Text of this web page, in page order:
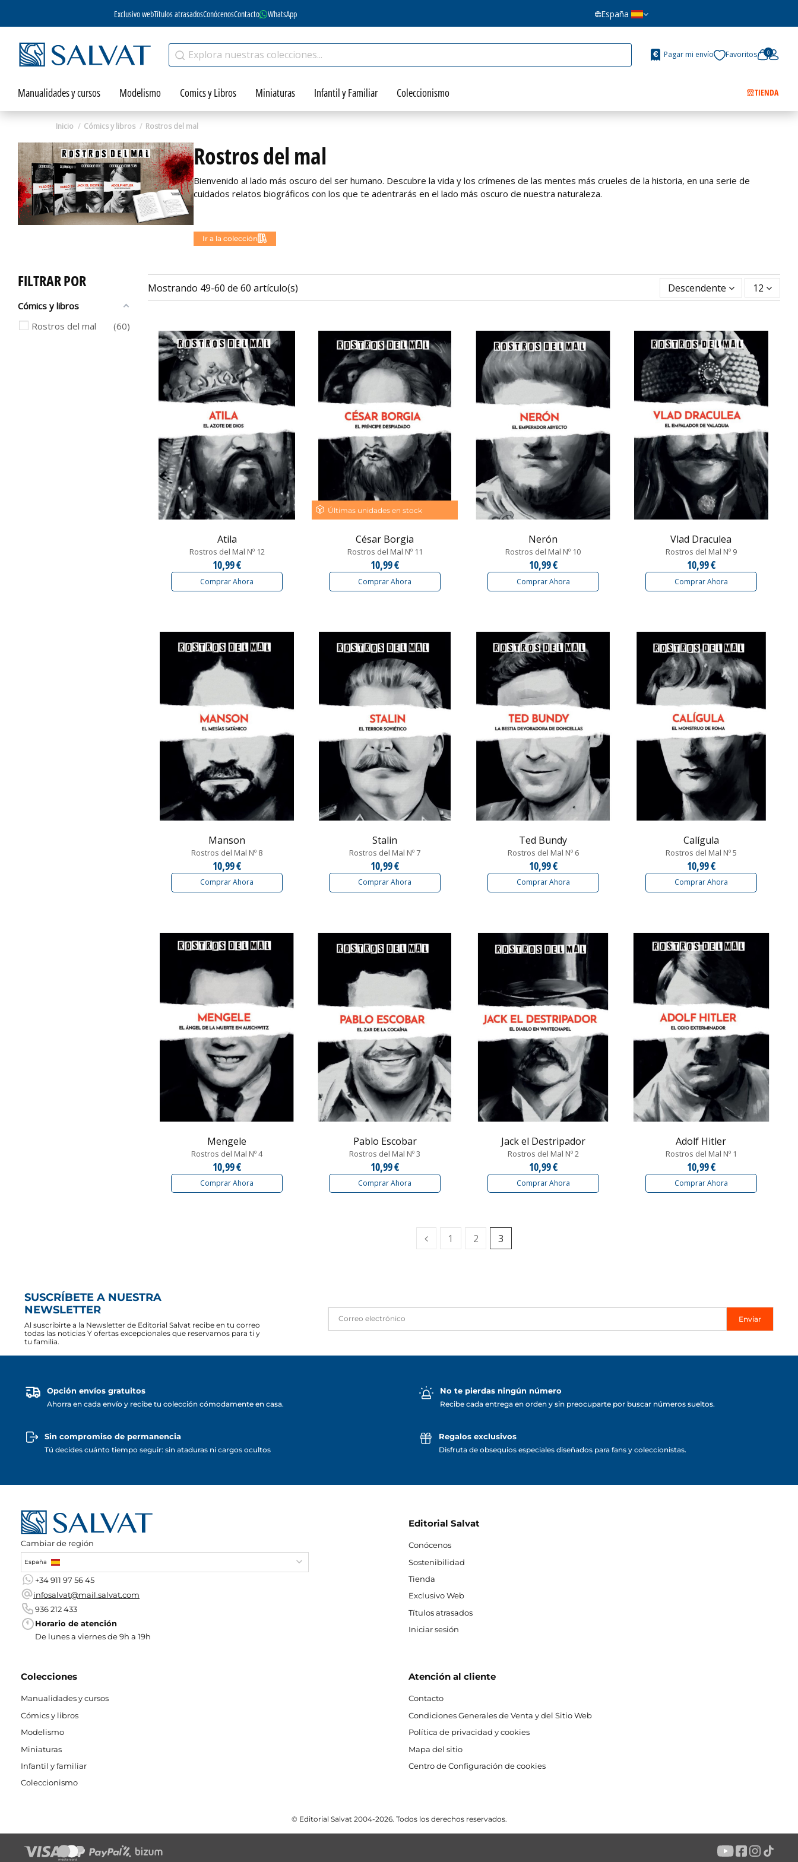
Exclusivo webTítulos atrasadosConócenosContacto WhatsApp España
Pagar mi envío Favoritos 0
Manualidades y cursos Modelismo Comics y Libros Miniaturas Infantil y Familiar Coleccionismo TIENDA
Inicio Cómics y libros Rostros del mal
Rostros del mal
Bienvenido al lado más oscuro del ser humano. Descubre la vida y los crímenes de las mentes más crueles de la historia, en una serie de
cuidados relatos biográficos con los que te adentrarás en el lado más oscuro de nuestra naturaleza.
Ir a la colección
Mostrando 49-60 de 60 artículo(s) Descendente 12
Atila
Rostros del Mal Nº 12
10,99 €
Comprar Ahora
Últimas unidades en stock
César Borgia
Rostros del Mal Nº 11
10,99 €
Comprar Ahora
Nerón
Rostros del Mal Nº 10
10,99 €
Comprar Ahora
Vlad Draculea
Rostros del Mal Nº 9
10,99 €
Comprar Ahora
Manson
Rostros del Mal Nº 8
10,99 €
Comprar Ahora
Stalin
Rostros del Mal Nº 7
10,99 €
Comprar Ahora
Ted Bundy
Rostros del Mal Nº 6
10,99 €
Comprar Ahora
Calígula
Rostros del Mal Nº 5
10,99 €
Comprar Ahora
Mengele
Rostros del Mal Nº 4
10,99 €
Comprar Ahora
Pablo Escobar
Rostros del Mal Nº 3
10,99 €
Comprar Ahora
Jack el Destripador
Rostros del Mal Nº 2
10,99 €
Comprar Ahora
Adolf Hitler
Rostros del Mal Nº 1
10,99 €
Comprar Ahora
Anterior
1 2 3
FILTRAR POR
Cómics y libros
Rostros del mal
60
SUSCRÍBETE A NUESTRA
NEWSLETTER
Al suscribirte a la Newsletter de Editorial Salvat recibe en tu correo
todas las noticias Y ofertas excepcionales que reservamos para ti y
tu familia.
Enviar
Opción envíos gratuitos
Ahorra en cada envío y recibe tu colección cómodamente en casa.
No te pierdas ningún número
Recibe cada entrega en orden y sin preocuparte por buscar números sueltos.
Sin compromiso de permanencia
Tú decides cuánto tiempo seguir: sin ataduras ni cargos ocultos
Regalos exclusivos
Disfruta de obsequios especiales diseñados para fans y coleccionistas.
Cambiar de región
España
+34 911 97 56 45
infosalvat@mail.salvat.com
936 212 433
Horario de atención
De lunes a viernes de 9h a 19h
Editorial Salvat
Conócenos
Sostenibilidad
Tienda
Exclusivo Web
Títulos atrasados
Iniciar sesión
Colecciones
Manualidades y cursos
Cómics y libros
Modelismo
Miniaturas
Infantil y familiar
Coleccionismo
Atención al cliente
Contacto
Condiciones Generales de Venta y del Sitio Web
Política de privacidad y cookies
Mapa del sitio
Centro de Configuración de cookies
© Editorial Salvat 2004-2026. Todos los derechos reservados.